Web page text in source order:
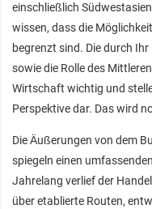
einschließlich
wissen, dass die
begrenzt sind. Die durch
sowie die Rolle des
Wirtschaft wichtig und
Perspektive dar. Das wird
Die Äußerungen von dem
spiegeln einen
Jahrelang verlief der
über etablierte Routen,